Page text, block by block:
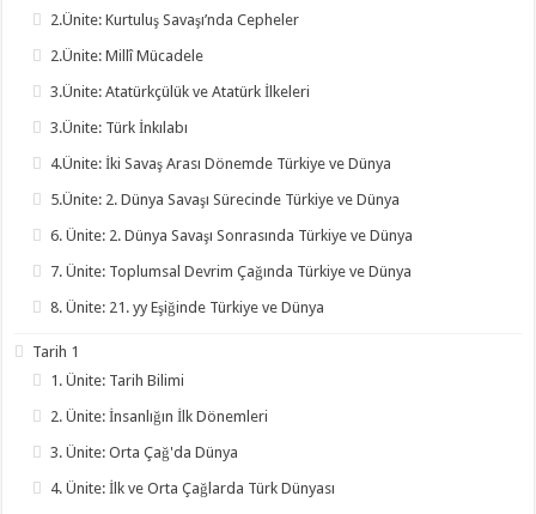
2.Ünite: Kurtuluş Savaşı’nda Cepheler
2.Ünite: Millî Mücadele
3.Ünite: Atatürkçülük ve Atatürk İlkeleri
3.Ünite: Türk İnkılabı
4.Ünite: İki Savaş Arası Dönemde Türkiye ve Dünya
5.Ünite: 2. Dünya Savaşı Sürecinde Türkiye ve Dünya
6. Ünite: 2. Dünya Savaşı Sonrasında Türkiye ve Dünya
7. Ünite: Toplumsal Devrim Çağında Türkiye ve Dünya
8. Ünite: 21. yy Eşiğinde Türkiye ve Dünya
Tarih 1
1. Ünite: Tarih Bilimi
2. Ünite: İnsanlığın İlk Dönemleri
3. Ünite: Orta Çağ'da Dünya
4. Ünite: İlk ve Orta Çağlarda Türk Dünyası